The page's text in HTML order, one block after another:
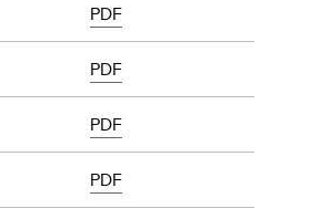
PDF
PDF
PDF
PDF